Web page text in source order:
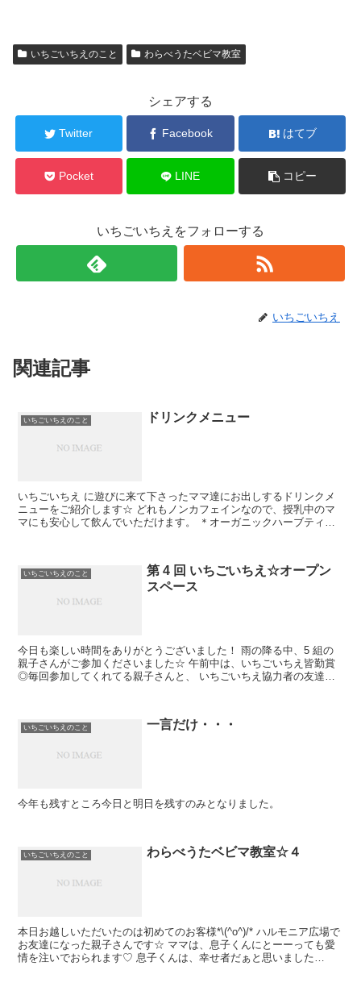
いちごいちえのこと わらべうたベビマ教室
シェアする
Twitter Facebook はてブ
Pocket LINE コピー
いちごいちえをフォローする
いちごいちえ
関連記事
いちごいちえのこと ドリンクメニュー
いちごいちえ に遊びに来て下さったママ達にお出しするドリンクメ
ニューをご紹介します☆ どれもノンカフェインなので、授乳中のマ
マにも安心して飲んでいただけます。 ＊オーガニックハーブティー
いちごいちえのこと
第 4 回 いちごいちえ☆オープン
スペース
今日も楽しい時間をありがとうございました！ 雨の降る中、5 組の
親子さんがご参加くださいました☆ 午前中は、いちごいちえ皆勤賞
◎毎回参加してくれてる親子さんと、 いちごいちえ協力者の友達が
いちごいちえのこと 一言だけ・・・
今年も残すところ今日と明日を残すのみとなりました。
いちごいちえのこと わらべうたベビマ教室☆４
本日お越しいただいたのは初めてのお客様*\(^o^)/* ハルモニア広場で
お友達になった親子さんです☆ ママは、息子くんにとーーっても愛
情を注いでおられます♡ 息子くんは、幸せ者だぁと思いました